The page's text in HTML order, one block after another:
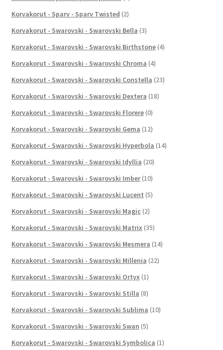
Korvakorut - Sparv - Sparv Twisted (2)
Korvakorut - Swarovski - Swarovski Bella (3)
Korvakorut - Swarovski - Swarovski Birthstone (4)
Korvakorut - Swarovski - Swarovski Chroma (4)
Korvakorut - Swarovski - Swarovski Constella (23)
Korvakorut - Swarovski - Swarovski Dextera (18)
Korvakorut - Swarovski - Swarovski Florere (0)
Korvakorut - Swarovski - Swarovski Gema (12)
Korvakorut - Swarovski - Swarovski Hyperbola (14)
Korvakorut - Swarovski - Swarovski Idyllia (20)
Korvakorut - Swarovski - Swarovski Imber (10)
Korvakorut - Swarovski - Swarovski Lucent (5)
Korvakorut - Swarovski - Swarovski Magic (2)
Korvakorut - Swarovski - Swarovski Matrix (35)
Korvakorut - Swarovski - Swarovski Mesmera (14)
Korvakorut - Swarovski - Swarovski Millenia (22)
Korvakorut - Swarovski - Swarovski Ortyx (1)
Korvakorut - Swarovski - Swarovski Stilla (8)
Korvakorut - Swarovski - Swarovski Sublima (10)
Korvakorut - Swarovski - Swarovski Swan (5)
Korvakorut - Swarovski - Swarovski Symbolica (1)